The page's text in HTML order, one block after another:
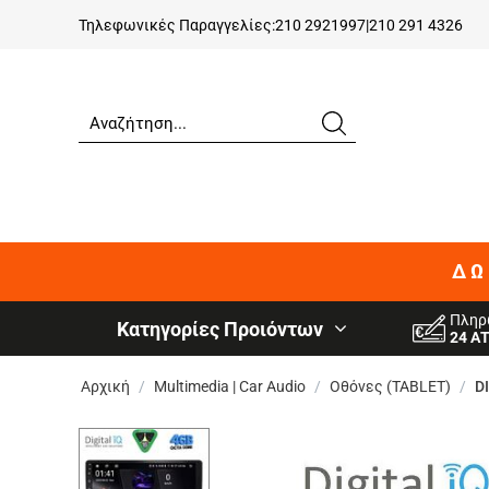
Τηλεφωνικές Παραγγελίες:210 2921997|210 291 4326
Κατηγορίες Προιόντων
24
Αρχική / Multimedia | Car Audio / Οθόνες (TABLET) /